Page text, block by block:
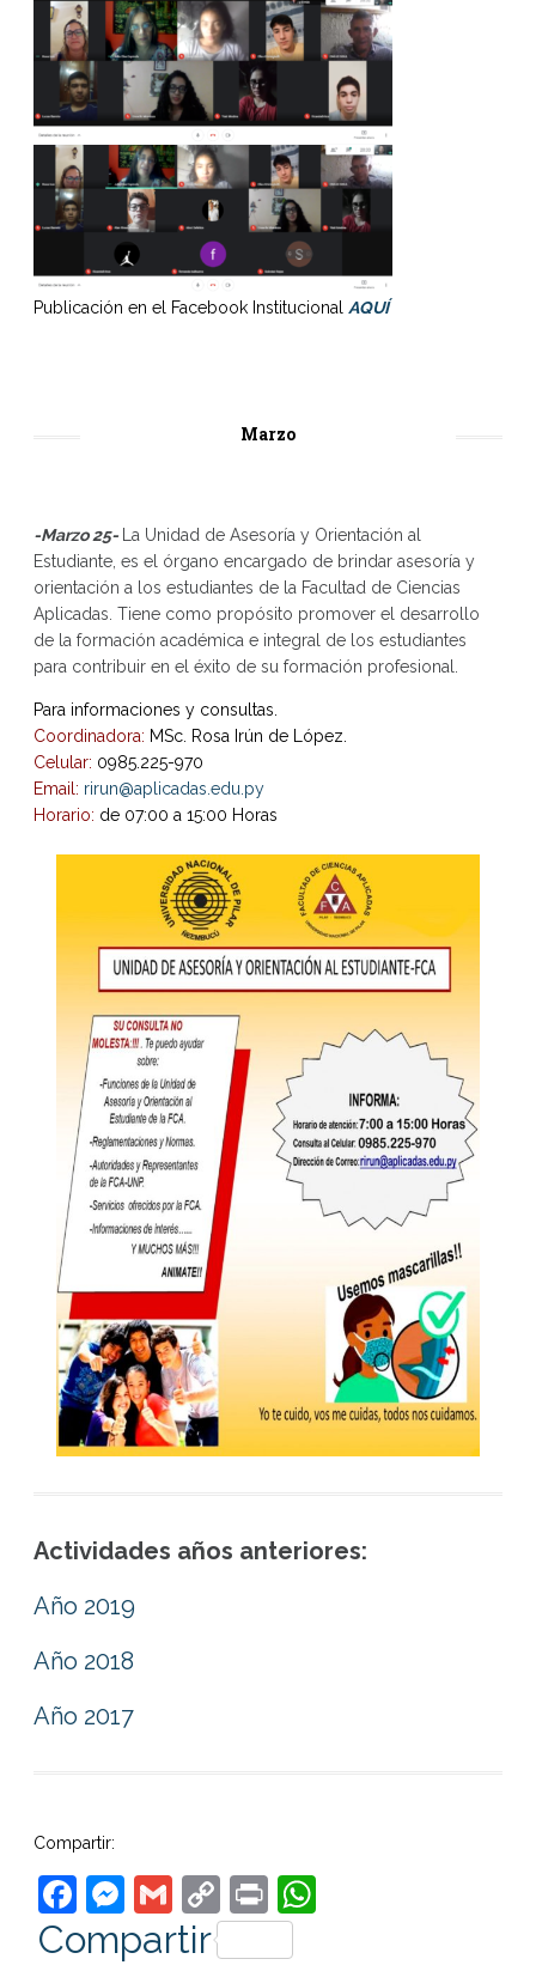
Publicación en el Facebook Institucional AQUÍ
Marzo
-Marzo 25-
La Unidad de Asesoría y Orientación al
Estudiante, es el órgano encargado de brindar asesoría y
orientación a los estudiantes de la Facultad de Ciencias
Aplicadas. Tiene como propósito promover el desarrollo
de la formación académica e integral de los estudiantes
para contribuir en el éxito de su formación profesional.
Para informaciones y consultas.
Coordinadora: MSc. Rosa Irún de López.
Celular: 0985.225-970
Email: rirun@aplicadas.edu.py
Horario: de 07:00 a 15:00 Horas
Actividades años anteriores:
Año 2019
Año 2018
Año 2017
Compartir:
Facebook
Messenger
Gmail
Copy
Link
PrintWhatsApp
Compartir